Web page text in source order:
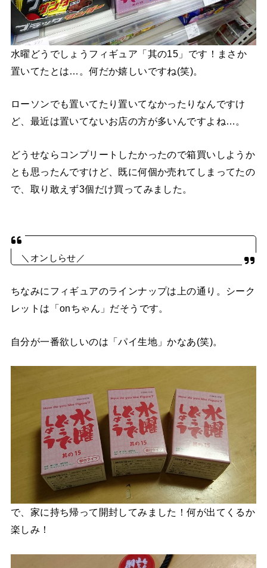
水曜どうでしょうフィギュア「其の15」です！まさか
置いてたとは…。何だか嬉しいですね(笑)。
ローソンでも置いてたり置いてなかったりなんですけ
ど、最近は置いてないお店の方が多いんですよね…。
どうせならコンプリートしたかったので箱買いしようか
とも思ったんですけど、既に何個か売れてしまってたの
で、取り敢えず3個だけ買ってみました。
＼オンしらせ／
🧚‍♂️ #水曜どうでしょうフィギュア「其の15」（648円
税込）が7月28日（土）から全国のローソン店頭と
— onちゃん (@HTB_onchan1201)2018年6月28日
ちなみにフィギュアのラインナップは上の通り。シーク
レットは「onちゃん」だそうです。
自分が一番欲しいのは「パイ生地」かなあ(笑)。
で、家に持ち帰って開封してみました！何が出てくるか
楽しみ！